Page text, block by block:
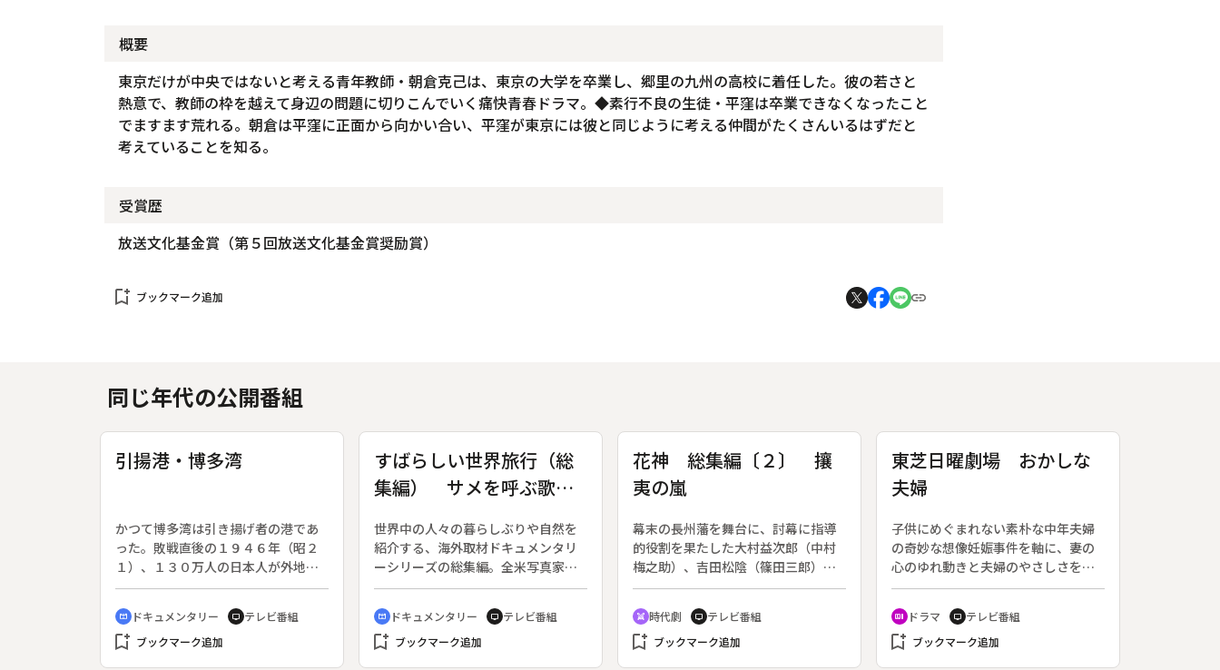
概要
東京だけが中央ではないと考える青年教師・朝倉克己は、東京の大学を卒業し、郷里の九州の高校に着任した。彼の若さと
熱意で、教師の枠を越えて身辺の問題に切りこんでいく痛快青春ドラマ。◆素行不良の生徒・平窪は卒業できなくなったこと
でますます荒れる。朝倉は平窪に正面から向かい合い、平窪が東京には彼と同じように考える仲間がたくさんいるはずだと
考えていることを知る。
受賞歴
放送文化基金賞（第５回放送文化基金賞奨励賞）
bookmark_add ブックマーク追加
同じ年代の公開番組
引揚港・博多湾
かつて博多湾は引き揚げ者の港であ
った。敗戦直後の１９４６年（昭２
１）、１３０万人の日本人が外地か
らこの港に上陸した。これらの引き
揚げ者の中には、両親を失い、栄養
失調の孤児も数多く含まれていた。
彼らは、その後の人生をどう送った
cinematic_blur ドキュメンタリー tv テレビ番組
bookmark_add ブックマーク追加
すばらしい世界旅行（総
集編） サメを呼ぶ歌
世界中の人々の暮らしぶりや自然を
紹介する、海外取材ドキュメンタリ
ーシリーズの総集編。全米写真家協
会プロフェッショナル最高賞を受賞
し、国際的にも評価された。（１９
６６年１０月９日～１９９０年９月
１６日、全１０００回）◆椰子の殻
cinematic_blur ドキュメンタリー tv テレビ番組
bookmark_add ブックマーク追加
花神 総集編〔２〕 攘
夷の嵐
幕末の長州藩を舞台に、討幕に指導
的役割を果たした大村益次郎（中村
梅之助）、吉田松陰（篠田三郎）、
高杉晋作（中村雅俊）らの活躍を描
く。ＮＨＫ大河ドラマ第１５作の総
集編。全５回。原作：司馬遼太郎。
◆第２回「攘夷の嵐」。
swords 時代劇 tv テレビ番組
bookmark_add ブックマーク追加
東芝日曜劇場 おかしな
夫婦
子供にめぐまれない素朴な中年夫婦
の奇妙な想像妊娠事件を軸に、妻の
心のゆれ動きと夫婦のやさしさを描
く。離島にあこがれる灯台職員の峰
雄とその妻民子に、結婚して１０年
目の妊娠という朗報が訪れた。だ
が、診察の結果は想像妊娠…。夫の
recent_actors ドラマ tv テレビ番組
bookmark_add ブックマーク追加